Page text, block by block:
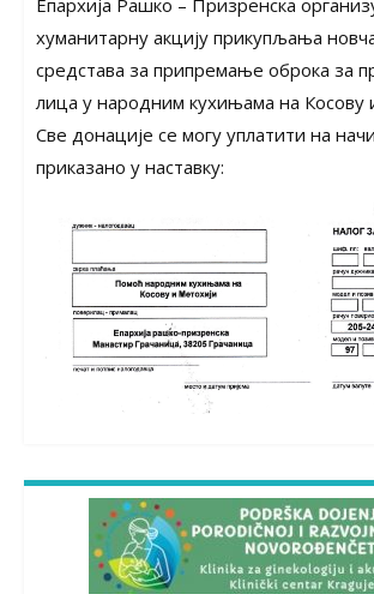
Епархија Рашко – Призренска
хуманитарну акцију прикупљања
средстава за припремање оброка за
лица у народним кухињама на Косову
Све донације се могу уплатити на
приказано у наставку: